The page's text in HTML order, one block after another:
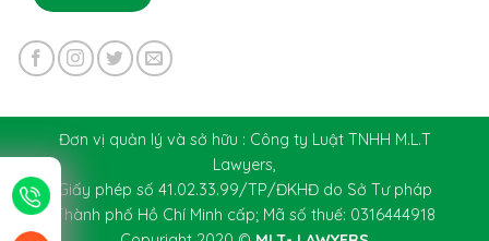
Đơn vị quản lý và sở hữu : Công ty Luật TNHH M.L.T
Lawyers,
Giấy phép số 41.02.33.99/TP/ĐKHĐ do Sở Tư pháp
Thành phố Hồ Chí Minh cấp; Mã số thuế: 0316444918